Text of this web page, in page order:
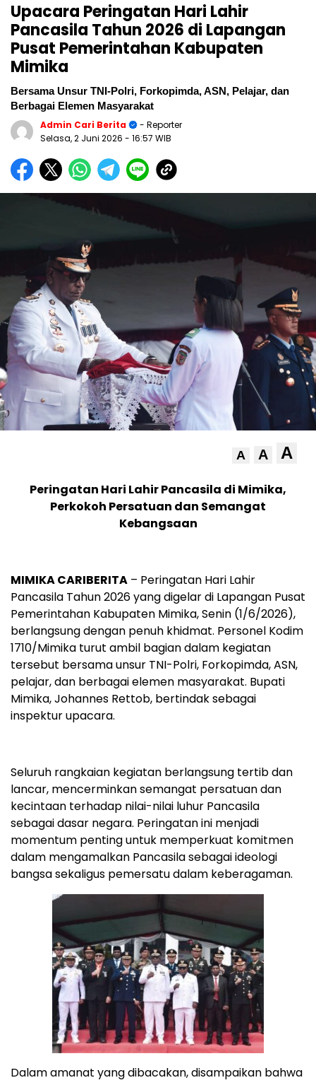
Upacara Peringatan Hari Lahir
Pancasila Tahun 2026 di Lapangan
Pusat Pemerintahan Kabupaten
Mimika
Bersama Unsur TNI-Polri, Forkopimda, ASN, Pelajar, dan
Berbagai Elemen Masyarakat
Admin Cari Berita
- Reporter
Selasa, 2 Juni 2026 - 16:57 WIB
A A A
Peringatan Hari Lahir Pancasila di Mimika,
Perkokoh Persatuan dan Semangat
Kebangsaan
MIMIKA CARIBERITA – Peringatan Hari Lahir
Pancasila Tahun 2026 yang digelar di Lapangan Pusat
Pemerintahan Kabupaten Mimika, Senin (1/6/2026),
berlangsung dengan penuh khidmat. Personel Kodim
1710/Mimika turut ambil bagian dalam kegiatan
tersebut bersama unsur TNI-Polri, Forkopimda, ASN,
pelajar, dan berbagai elemen masyarakat. Bupati
Mimika, Johannes Rettob, bertindak sebagai
inspektur upacara.
Seluruh rangkaian kegiatan berlangsung tertib dan
lancar, mencerminkan semangat persatuan dan
kecintaan terhadap nilai-nilai luhur Pancasila
sebagai dasar negara. Peringatan ini menjadi
momentum penting untuk memperkuat komitmen
dalam mengamalkan Pancasila sebagai ideologi
bangsa sekaligus pemersatu dalam keberagaman.
Dalam amanat yang dibacakan, disampaikan bahwa